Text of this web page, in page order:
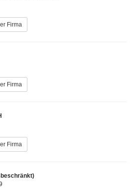
Firma
Firma
Firma